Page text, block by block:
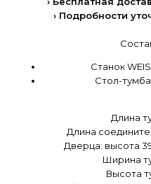
› Подробности
Станок
Стол-
Длина
Длина
Дверца: высота
Ширина
Высота